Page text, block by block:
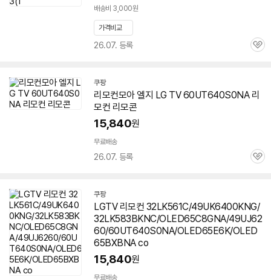
배송비 3,000원
가격비교
26.07. 등록
관
쿠팡
리모컨모아 엘지 LG TV60UT640S0NA리
모컨 리모콘
15,840원
무료배송
26.07. 등록
관
쿠팡
LGTV 리모컨 32LK561C/49UK6400KNG/
32LK583BKNC/OLED65C8GNA/49UJ62
60/60UT640S0NA/OLED65E6K/OLED
65BXBNA co
15,840원
무료배송